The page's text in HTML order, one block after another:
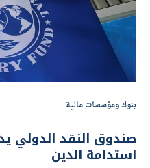
بنوك ومؤسسات مالية
صندوق النقد الدولي
استدامة الدين